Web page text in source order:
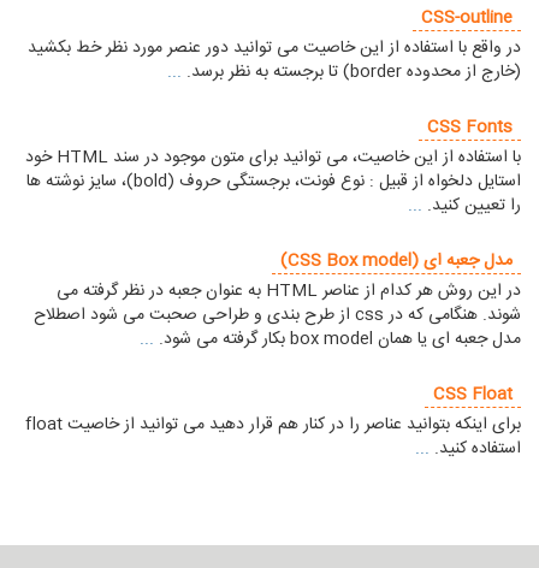
CSS-outline
در واقع با استفاده از این خاصیت می توانید دور عنصر مورد نظر خط بکشید
(خارج از محدوده border) تا برجسته به نظر برسد.
...
CSS Fonts
با استفاده از این خاصیت، می توانید برای متون موجود در سند HTML خود
استایل دلخواه از قبیل : نوع فونت، برجستگی حروف (bold)، سایز نوشته ها
را تعیین کنید. ...
مدل جعبه ای (CSS Box model)
در این روش هر کدام از عناصر HTML به عنوان جعبه در نظر گرفته می
شوند. هنگامی که در css از طرح بندی و طراحی صحبت می شود اصطلاح
مدل جعبه ای یا همان box model بکار گرفته می شود.
...
CSS Float
برای اینکه بتوانید عناصر را در کنار هم قرار دهید می توانید از خاصیت float
استفاده کنید. ...